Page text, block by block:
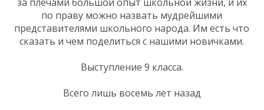
по праву можно назвать мудрейшими
представителями школьного народа. Им есть что
сказать и чем поделиться с нашими новичками.
Выступление 9 класса.
Всего лишь восемь лет назад